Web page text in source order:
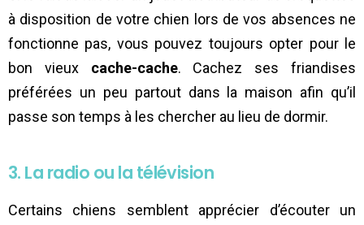
à disposition de votre chien lors de vos absences ne
fonctionne pas, vous pouvez toujours opter pour le
bon vieuxcache-cache. Cachez ses friandises
préférées un peu partout dans la maison afin qu’il
passe son temps à les chercher au lieu de dormir.
3. La radio ou la télévision
Certains chiens semblent apprécier d’écouter un